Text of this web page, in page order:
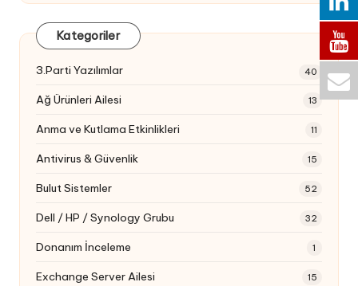
Kategoriler
3.Parti Yazılımlar 40
Ağ Ürünleri Ailesi 13
Anma ve Kutlama Etkinlikleri 11
Antivirus & Güvenlik 15
Bulut Sistemler 52
Dell / HP / Synology Grubu 32
Donanım İnceleme 1
Exchange Server Ailesi 15